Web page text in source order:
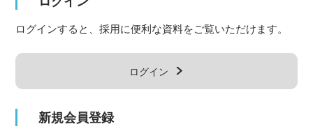
ログインすると、採用に便利な資料をご覧いただけます。
ログイン
新規会員登録